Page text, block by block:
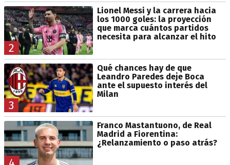
2
Lionel Messi y la carrera hacia
los 1000 goles: la proyección
que marca cuántos partidos
necesita para alcanzar el hito
3
Qué chances hay de que
Leandro Paredes deje Boca
ante el supuesto interés del
Milan
Franco Mastantuono, de Real
Madrid a Fiorentina:
¿Relanzamiento o paso atrás?